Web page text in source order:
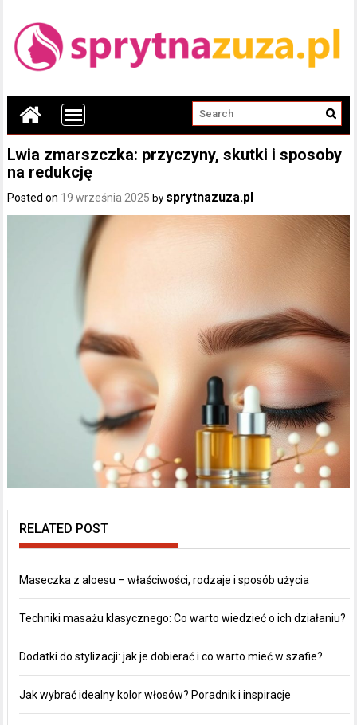
Lwia zmarszczka: przyczyny, skutki i sposoby
na redukcję
Posted on 19 września 2025 by sprytnazuza.pl
RELATED POST
Maseczka z aloesu – właściwości, rodzaje i sposób użycia
Techniki masażu klasycznego: Co warto wiedzieć o ich działaniu?
Dodatki do stylizacji: jak je dobierać i co warto mieć w szafie?
Jak wybrać idealny kolor włosów? Poradnik i inspiracje